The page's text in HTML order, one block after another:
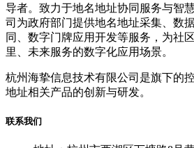
导者。致力于地名地址协同服务与智
司为政府部门提供地名地址采集、数
同、数字门牌应用开发等服务，为社
里、未来服务的数字化应用场景。
杭州海挚信息技术有限公司是旗下的
地址相关产品的创新与研发。
联系我们